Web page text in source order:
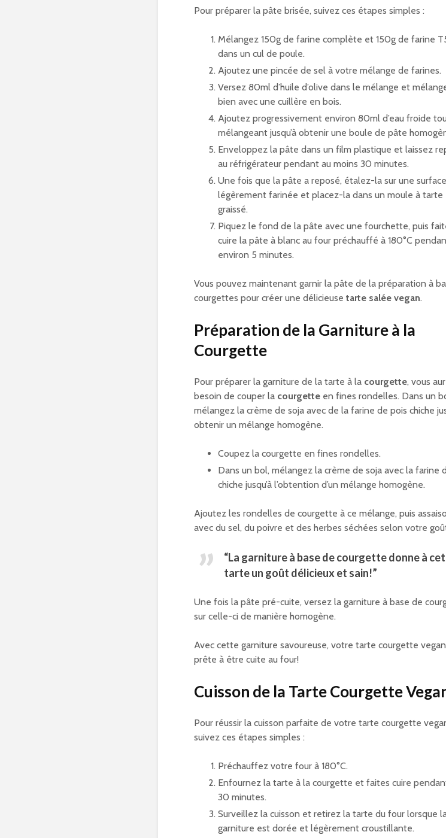
Pour préparer la pâte brisée, suivez ces étapes simples :
Mélangez 150g de farine complète et 150g de farine
dans un cul de poule.
Ajoutez une pincée de sel à votre mélange de farines.
Versez 80ml d’huile d’olive dans le mélange et
bien avec une cuillère en bois.
Ajoutez progressivement environ 80ml d’eau froide
mélangeant jusqu’à obtenir une boule de pâte
Enveloppez la pâte dans un film plastique et laissez
au réfrigérateur pendant au moins 30 minutes.
Une fois que la pâte a reposé, étalez-la sur une surface
légèrement farinée et placez-la dans un moule à tarte
graissé.
Piquez le fond de la pâte avec une fourchette, puis
cuire la pâte à blanc au four préchauffé à 180°C
environ 5 minutes.
Vous pouvez maintenant garnir la pâte de la préparation à
courgettes pour créer une délicieusetarte salée vegan.
Préparation de la Garniture à la
Courgette
Pour préparer la garniture de la tarte à la courgette, vous
besoin de couper la courgette en fines rondelles. Dans un
mélangez la crème de soja avec de la farine de pois chiche
obtenir un mélange homogène.
Coupez la courgette en fines rondelles.
Dans un bol, mélangez la crème de soja avec la farine
chiche jusqu’à l’obtention d’un mélange homogène.
Ajoutez les rondelles de courgette à ce mélange, puis
avec du sel, du poivre et des herbes séchées selon votre
“La garniture à base de courgette donne à
tarte un goût délicieux et sain!”
Une fois la pâte pré-cuite, versez la garniture à base de
sur celle-ci de manière homogène.
Avec cette garniture savoureuse, votre tarte courgette
prête à être cuite au four!
Cuisson de la Tarte Courgette
Pour réussir la cuisson parfaite de votre tarte courgette
suivez ces étapes simples :
Préchauffez votre four à 180°C.
Enfournez la tarte à la courgette et faites cuire
30 minutes.
Surveillez la cuisson et retirez la tarte du four lorsque
garniture est dorée et légèrement croustillante.